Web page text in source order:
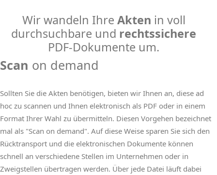
Wir wandeln Ihre Akten in voll
durchsuchbare und rechtssichere
PDF-Dokumente um.
Scan on demand
Sollten Sie die Akten benötigen, bieten wir Ihnen an, diese ad
hoc zu scannen und Ihnen elektronisch als PDF oder in einem
Format Ihrer Wahl zu übermitteln. Diesen Vorgehen bezeichnet
mal als "Scan on demand". Auf diese Weise sparen Sie sich den
Rücktransport und die elektronischen Dokumente können
schnell an verschiedene Stellen im Unternehmen oder in
Zweigstellen übertragen werden. Über jede Datei läuft dabei